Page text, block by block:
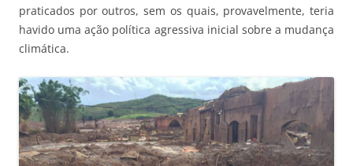
praticados por outros, sem os quais, provavelmente, teria
havido uma ação política agressiva inicial sobre a mudança
climática.